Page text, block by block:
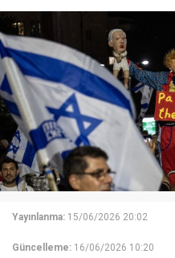
Yayınlanma: 15/06/2026 20:02
Güncelleme: 16/06/2026 10:20